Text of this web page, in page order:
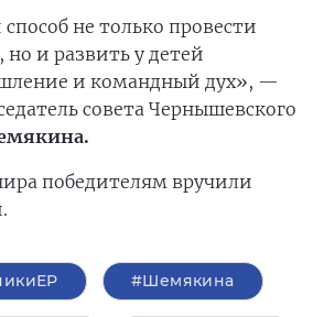
не только провести
но и развить у детей
и командный дух», —
совета Чернышевского
победителям вручили
#Шемякина